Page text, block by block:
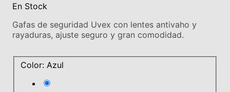
En Stock
Gafas de seguridad Uvex con lentes antivaho y
rayaduras, ajuste seguro y gran comodidad.
Color: Azul